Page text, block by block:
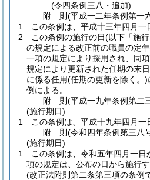
(令四条例三八・追加)
附 則(平成一二年条例第一
1
この条例は、平成十三年四月一
2
この条例の施行の日(以下「施
の規定による改正前の職員の定
一項の規定により採用され、同
規定により更新された任期の末
に係る任用(任期の更新を除く。)
例による。
附 則(平成一九年条例第二
(施行期日)
1
この条例は、平成十九年四月一
附 則(令和四年条例第三八
(施行期日)
1
この条例は、令和五年四月一日
項の規定は、公布の日から施行す
(改正法附則第二条第三項の条例